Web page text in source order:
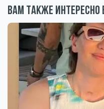
Вам также интересно